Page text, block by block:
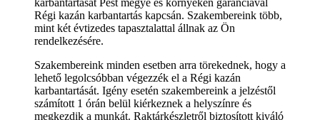
Régi kazán karbantartás kapcsán. Szakembereink több,
mint két évtizedes tapasztalattal állnak az Ön
rendelkezésére.
Szakembereink minden esetben arra törekednek, hogy a
lehető legolcsóbban végezzék el a Régi kazán
karbantartását. Igény esetén szakembereink a jelzéstől
számított 1 órán belül kiérkeznek a helyszínre és
megkezdik a munkát. Raktárkészletről biztosított kiváló